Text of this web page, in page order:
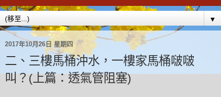
▼
2017年10月26日 星期四
二、三樓馬桶沖水，一樓家馬桶啵啵
叫？(上篇：透氣管阻塞)